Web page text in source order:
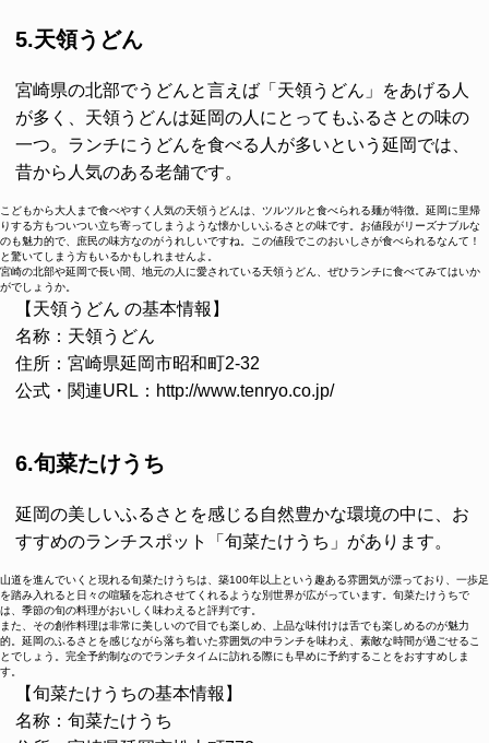
5.天領うどん
宮崎県の北部でうどんと言えば「天領うどん」をあげる人
が多く、天領うどんは延岡の人にとってもふるさとの味の
一つ。ランチにうどんを食べる人が多いという延岡では、
昔から人気のある老舗です。
こどもから大人まで食べやすく人気の天領うどんは、ツルツルと食べられる麺が特徴。延岡に里帰
りする方もついつい立ち寄ってしまうような懐かしいふるさとの味です。お値段がリーズナブルな
のも魅力的で、庶民の味方なのがうれしいですね。この値段でこのおいしさが食べられるなんて！
と驚いてしまう方もいるかもしれませんよ。
宮崎の北部や延岡で長い間、地元の人に愛されている天領うどん、ぜひランチに食べてみてはいか
がでしょうか。
【天領うどん の基本情報】
名称：天領うどん
住所：宮崎県延岡市昭和町2-32
公式・関連URL：http://www.tenryo.co.jp/
6.旬菜たけうち
延岡の美しいふるさとを感じる自然豊かな環境の中に、お
すすめのランチスポット「旬菜たけうち」があります。
山道を進んでいくと現れる旬菜たけうちは、築100年以上という趣ある雰囲気が漂っており、一歩足
を踏み入れると日々の喧騒を忘れさせてくれるような別世界が広がっています。旬菜たけうちで
は、季節の旬の料理がおいしく味わえると評判です。
また、その創作料理は非常に美しいので目でも楽しめ、上品な味付けは舌でも楽しめるのが魅力
的。延岡のふるさとを感じながら落ち着いた雰囲気の中ランチを味わえ、素敵な時間が過ごせるこ
とでしょう。完全予約制なのでランチタイムに訪れる際にも早めに予約することをおすすめしま
す。
【旬菜たけうちの基本情報】
名称：旬菜たけうち